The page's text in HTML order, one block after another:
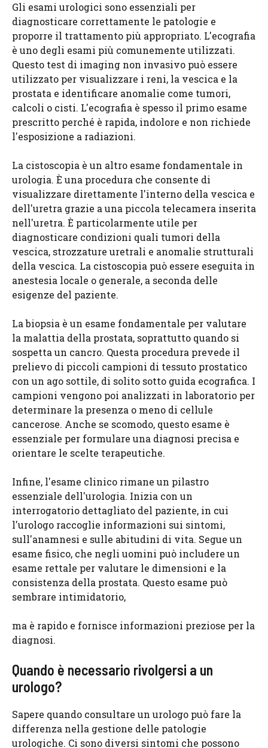
Gli esami urologici sono essenziali per
diagnosticare correttamente le patologie e
proporre il trattamento più appropriato. L'ecografia
è uno degli esami più comunemente utilizzati.
Questo test di imaging non invasivo può essere
utilizzato per visualizzare i reni, la vescica e la
prostata e identificare anomalie come tumori,
calcoli o cisti. L'ecografia è spesso il primo esame
prescritto perché è rapida, indolore e non richiede
l'esposizione a radiazioni.
La cistoscopia è un altro esame fondamentale in
urologia. È una procedura che consente di
visualizzare direttamente l'interno della vescica e
dell'uretra grazie a una piccola telecamera inserita
nell'uretra. È particolarmente utile per
diagnosticare condizioni quali tumori della
vescica, strozzature uretrali e anomalie strutturali
della vescica. La cistoscopia può essere eseguita in
anestesia locale o generale, a seconda delle
esigenze del paziente.
La biopsia è un esame fondamentale per valutare
la malattia della prostata, soprattutto quando si
sospetta un cancro. Questa procedura prevede il
prelievo di piccoli campioni di tessuto prostatico
con un ago sottile, di solito sotto guida ecografica. I
campioni vengono poi analizzati in laboratorio per
determinare la presenza o meno di cellule
cancerose. Anche se scomodo, questo esame è
essenziale per formulare una diagnosi precisa e
orientare le scelte terapeutiche.
Infine, l'esame clinico rimane un pilastro
essenziale dell'urologia. Inizia con un
interrogatorio dettagliato del paziente, in cui
l'urologo raccoglie informazioni sui sintomi,
sull'anamnesi e sulle abitudini di vita. Segue un
esame fisico, che negli uomini può includere un
esame rettale per valutare le dimensioni e la
consistenza della prostata. Questo esame può
sembrare intimidatorio,
ma è rapido e fornisce informazioni preziose per la
diagnosi.
Quando è necessario rivolgersi a un
urologo?
Sapere quando consultare un urologo può fare la
differenza nella gestione delle patologie
urologiche. Ci sono diversi sintomi che possono